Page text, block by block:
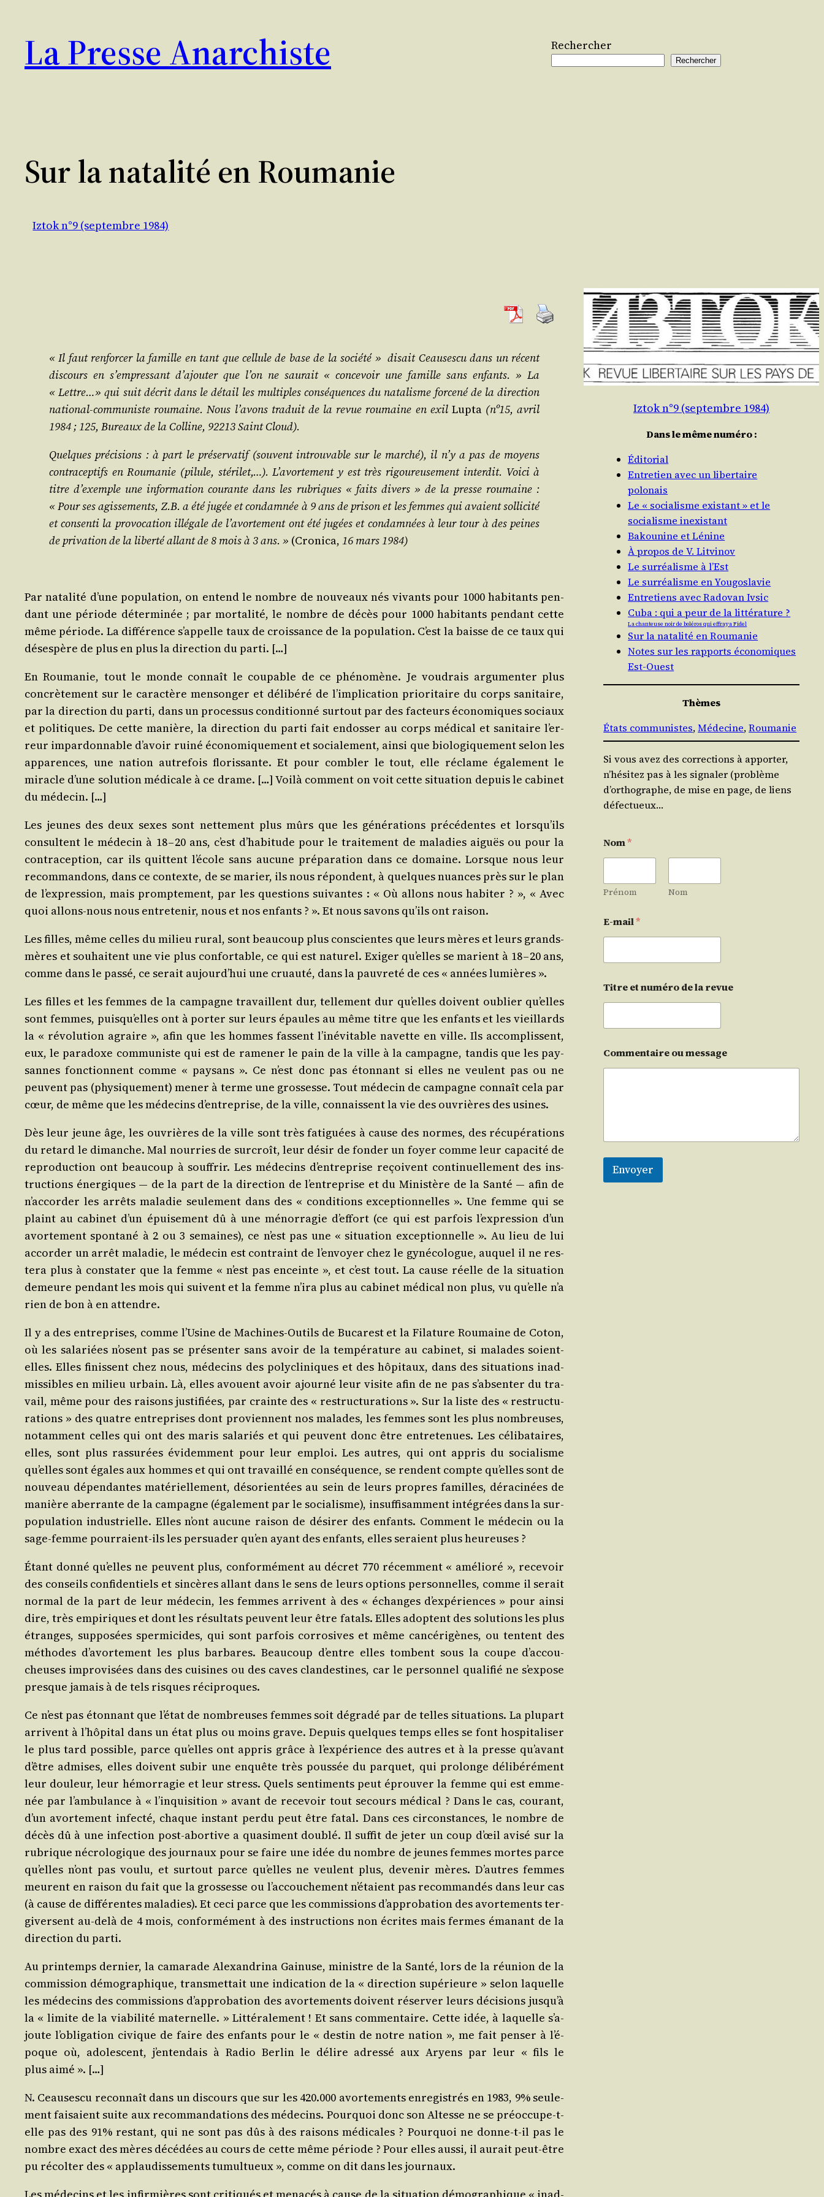
contenu
La Presse Anarchiste Rechercher
Rechercher
Sur la natalité en Roumanie
Iztok n°9 (septembre 1984)
« Il faut ren­for­cer la famille en tant que cel­lule de base de la socié­té » disait Ceau­ses­cu dans un récent
dis­cours en s’empressant d’a­jou­ter que l’on ne sau­rait « conce­voir une famille sans enfants. » La
« Lettre…» qui suit décrit dans le détail les mul­tiples consé­quences du nata­lisme for­ce­né de la direc­tion
natio­nal-com­mu­niste rou­maine. Nous l’a­vons tra­duit de la revue rou­maine en exilLup­ta(nº15, avril
1984 ; 125, Bureaux de la Col­line, 92213 Saint Cloud).
Quelques pré­ci­sions : à part le pré­ser­va­tif (sou­vent introu­vable sur le mar­ché), il n’y a pas de moyens
contra­cep­tifs en Rou­ma­nie (pilule, sté­ri­let,…). L’a­vor­te­ment y est très rigou­reu­se­ment inter­dit. Voi­ci à
titre d’exemple une infor­ma­tion cou­rante dans les rubriques « faits divers » de la presse rou­maine :
« Pour ses agis­se­ments, Z.B. a été jugée et condam­née à 9 ans de pri­son et les femmes qui avaient sol­li­ci­té
et consen­ti la pro­vo­ca­tion illé­gale de l’a­vor­te­ment ont été jugées et condam­nées à leur tour à des peines
de pri­va­tion de la liber­té allant de 8 mois à 3 ans. » (Cro­ni­ca, 16 mars 1984)
Par nata­li­té d’une popu­la­tion, on entend le nombre de nou­veaux nés vivants pour 1000 habi­tants pen­
dant une période déter­mi­née ; par mor­ta­li­té, le nombre de décès pour 1000 habi­tants pen­dant cette
même période. La dif­fé­rence s’ap­pelle taux de crois­sance de la popu­la­tion. C’est la baisse de ce taux qui
déses­père de plus en plus la direc­tion du parti. […]
En Rou­ma­nie, tout le monde connaît le cou­pable de ce phé­no­mène. Je vou­drais argu­men­ter plus
concrè­te­ment sur le carac­tère men­son­ger et déli­bé­ré de l’im­pli­ca­tion prio­ri­taire du corps sani­taire,
par la direc­tion du par­ti, dans un pro­ces­sus condi­tion­né sur­tout par des fac­teurs éco­no­miques sociaux
et poli­tiques. De cette manière, la direc­tion du par­ti fait endos­ser au corps médi­cal et sani­taire l’er­
reur impar­don­nable d’a­voir rui­né éco­no­mi­que­ment et socia­le­ment, ain­si que bio­lo­gi­que­ment selon les
appa­rences, une nation autre­fois flo­ris­sante. Et pour com­bler le tout, elle réclame éga­le­ment le
miracle d’une solu­tion médi­cale à ce drame. […] Voi­là com­ment on voit cette situa­tion depuis le cabi­net
du médecin. […]
Les jeunes des deux sexes sont net­te­ment plus mûrs que les géné­ra­tions pré­cé­dentes et lors­qu’ils
consultent le méde­cin à 18 – 20 ans, c’est d’ha­bi­tude pour le trai­te­ment de mala­dies aiguës ou pour la
contra­cep­tion, car ils quittent l’é­cole sans aucune pré­pa­ra­tion dans ce domaine. Lorsque nous leur
recom­man­dons, dans ce contexte, de se marier, ils nous répondent, à quelques nuances près sur le plan
de l’ex­pres­sion, mais promp­te­ment, par les ques­tions sui­vantes : « Où allons nous habi­ter ? », « Avec
quoi allons-nous nous entre­te­nir, nous et nos enfants ? ». Et nous savons qu’ils ont raison.
Les filles, même celles du milieu rural, sont beau­coup plus conscientes que leurs mères et leurs grands-
mères et sou­haitent une vie plus confor­table, ce qui est natu­rel. Exi­ger qu’elles se marient à 18 – 20 ans,
comme dans le pas­sé, ce serait aujourd’­hui une cruau­té, dans la pau­vre­té de ces « années lumières ».
Les filles et les femmes de la cam­pagne tra­vaillent dur, tel­le­ment dur qu’elles doivent oublier qu’elles
sont femmes, puis­qu’elles ont à por­ter sur leurs épaules au même titre que les enfants et les vieillards
la « révo­lu­tion agraire », afin que les hommes fassent l’i­né­vi­table navette en ville. Ils accom­plissent,
eux, le para­doxe com­mu­niste qui est de rame­ner le pain de la ville à la cam­pagne, tan­dis que les pay­
sannes fonc­tionnent comme « pay­sans ». Ce n’est donc pas éton­nant si elles ne veulent pas ou ne
peuvent pas (phy­si­que­ment) mener à terme une gros­sesse. Tout méde­cin de cam­pagne connaît cela par
cœur, de même que les méde­cins d’en­tre­prise, de la ville, connaissent la vie des ouvrières des usines.
Dès leur jeune âge, les ouvrières de la ville sont très fati­guées à cause des normes, des récu­pé­ra­tions
du retard le dimanche. Mal nour­ries de sur­croît, leur désir de fon­der un foyer comme leur capa­ci­té de
repro­duc­tion ont beau­coup à souf­frir. Les méde­cins d’en­tre­prise reçoivent conti­nuel­le­ment des ins­
truc­tions éner­giques ― de la part de la direc­tion de l’en­tre­prise et du Minis­tère de la San­té ― afin de
n’ac­cor­der les arrêts mala­die seule­ment dans des « condi­tions excep­tion­nelles ». Une femme qui se
plaint au cabi­net d’un épui­se­ment dû à une ménor­ra­gie d’ef­fort (ce qui est par­fois l’ex­pres­sion d’un
avor­te­ment spon­ta­né à 2 ou 3 semaines), ce n’est pas une « situa­tion excep­tion­nelle ». Au lieu de lui
accor­der un arrêt mala­die, le méde­cin est contraint de l’en­voyer chez le gyné­co­logue, auquel il ne res­
te­ra plus à consta­ter que la femme « n’est pas enceinte », et c’est tout. La cause réelle de la situa­tion
demeure pen­dant les mois qui suivent et la femme n’i­ra plus au cabi­net médi­cal non plus, vu qu’elle n’a
rien de bon à en attendre.
Il y a des entre­prises, comme l’U­sine de Machines-Outils de Buca­rest et la Fila­ture Rou­maine de Coton,
où les sala­riées n’osent pas se pré­sen­ter sans avoir de la tem­pé­ra­ture au cabi­net, si malades soient-
elles. Elles finissent chez nous, méde­cins des poly­cli­niques et des hôpi­taux, dans des situa­tions inad­
mis­sibles en milieu urbain. Là, elles avouent avoir ajour­né leur visite afin de ne pas s’ab­sen­ter du tra­
vail, même pour des rai­sons jus­ti­fiées, par crainte des « restruc­tu­ra­tions ». Sur la liste des « restruc­tu­
ra­tions » des quatre entre­prises dont pro­viennent nos malades, les femmes sont les plus nom­breuses,
notam­ment celles qui ont des maris sala­riés et qui peuvent donc être entre­te­nues. Les céli­ba­taires,
elles, sont plus ras­su­rées évi­dem­ment pour leur emploi. Les autres, qui ont appris du socia­lisme
qu’elles sont égales aux hommes et qui ont tra­vaillé en consé­quence, se rendent compte qu’elles sont de
nou­veau dépen­dantes maté­riel­le­ment, déso­rien­tées au sein de leurs propres familles, déra­ci­nées de
manière aber­rante de la cam­pagne (éga­le­ment par le socia­lisme), insuf­fi­sam­ment inté­grées dans la sur­
po­pu­la­tion indus­trielle. Elles n’ont aucune rai­son de dési­rer des enfants. Com­ment le méde­cin ou la
sage-femme pour­raient-ils les per­sua­der qu’en ayant des enfants, elles seraient plus heureuses ?
Étant don­né qu’elles ne peuvent plus, confor­mé­ment au décret 770 récem­ment « amé­lio­ré », rece­voir
des conseils confi­den­tiels et sin­cères allant dans le sens de leurs options per­son­nelles, comme il serait
nor­mal de la part de leur méde­cin, les femmes arrivent à des « échanges d’ex­pé­riences » pour ain­si
dire, très empi­riques et dont les résul­tats peuvent leur être fatals. Elles adoptent des solu­tions les plus
étranges, sup­po­sées sper­mi­cides, qui sont par­fois cor­ro­sives et même can­cé­ri­gènes, ou tentent des
méthodes d’a­vor­te­ment les plus bar­bares. Beau­coup d’entre elles tombent sous la coupe d’ac­cou­
cheuses impro­vi­sées dans des cui­sines ou des caves clan­des­tines, car le per­son­nel qua­li­fié ne s’ex­pose
presque jamais à de tels risques réciproques.
Ce n’est pas éton­nant que l’é­tat de nom­breuses femmes soit dégra­dé par de telles situa­tions. La plu­part
arrivent à l’hô­pi­tal dans un état plus ou moins grave. Depuis quelques temps elles se font hos­pi­ta­li­ser
le plus tard pos­sible, parce qu’elles ont appris grâce à l’ex­pé­rience des autres et à la presse qu’a­vant
d’être admises, elles doivent subir une enquête très pous­sée du par­quet, qui pro­longe déli­bé­ré­ment
leur dou­leur, leur hémor­ra­gie et leur stress. Quels sen­ti­ments peut éprou­ver la femme qui est emme­
née par l’am­bu­lance à « l’in­qui­si­tion » avant de rece­voir tout secours médi­cal ? Dans le cas, cou­rant,
d’un avor­te­ment infec­té, chaque ins­tant per­du peut être fatal. Dans ces cir­cons­tances, le nombre de
décès dû à une infec­tion post-abor­tive a qua­si­ment dou­blé. Il suf­fit de jeter un coup d’œil avi­sé sur la
rubrique nécro­lo­gique des jour­naux pour se faire une idée du nombre de jeunes femmes mortes parce
qu’elles n’ont pas vou­lu, et sur­tout parce qu’elles ne veulent plus, deve­nir mères. D’autres femmes
meurent en rai­son du fait que la gros­sesse ou l’ac­cou­che­ment n’é­taient pas recom­man­dés dans leur cas
(à cause de dif­fé­rentes mala­dies). Et ceci parce que les com­mis­sions d’ap­pro­ba­tion des avor­te­ments ter­
gi­versent au-delà de 4 mois, confor­mé­ment à des ins­truc­tions non écrites mais fermes éma­nant de la
direc­tion du parti.
Au prin­temps der­nier, la cama­rade Alexan­dri­na Gai­nuse, ministre de la San­té, lors de la réunion de la
com­mis­sion démo­gra­phique, trans­met­tait une indi­ca­tion de la « direc­tion supé­rieure » selon laquelle
les méde­cins des com­mis­sions d’ap­pro­ba­tion des avor­te­ments doivent réser­ver leurs déci­sions jus­qu’à
la « limite de la via­bi­li­té mater­nelle. » Lit­té­ra­le­ment ! Et sans com­men­taire. Cette idée, à laquelle s’a­
joute l’o­bli­ga­tion civique de faire des enfants pour le « des­tin de notre nation », me fait pen­ser à l’é­
poque où, ado­les­cent, j’en­ten­dais à Radio Ber­lin le délire adres­sé aux Aryens par leur « fils le
plus aimé ». […]
N. Ceau­ses­cu recon­naît dans un dis­cours que sur les 420.000 avor­te­ments enre­gis­trés en 1983, 9% seule­
ment fai­saient suite aux recom­man­da­tions des méde­cins. Pour­quoi donc son Altesse ne se pré­oc­cupe-t-
elle pas des 91% res­tant, qui ne sont pas dûs à des rai­sons médi­cales ? Pour­quoi ne donne-t-il pas le
nombre exact des mères décé­dées au cours de cette même période ? Pour elles aus­si, il aurait peut-être
pu récol­ter des « applau­dis­se­ments tumul­tueux », comme on dit dans les journaux.
Iztok n°9 (septembre 1984)
Dans le même numéro :
Éditorial
Entretien avec un libertaire
polonais
Le « socialisme existant » et le
socialisme inexistant
Bakounine et Lénine
À propos de V. Litvinov
Le surréalisme à l’Est
Le surréalisme en Yougoslavie
Entretiens avec Radovan Ivsic
Cuba : qui a peur de la littérature ?
La chanteuse noir de boléros qui effraya Fidel
Sur la natalité en Roumanie
Notes sur les rapports économiques
Est-Ouest
Thèmes
États communistes, Médecine, Roumanie
Si vous avez des corrections à apporter,
n’hésitez pas à les signaler (problème
d’orthographe, de mise en page, de liens
défectueux…
Nom*
Prénom Nom
E-mail*
Titre et numéro de la revue
Commentaire ou message
Envoyer